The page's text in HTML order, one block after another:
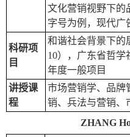
文化营销视野下
字号为例，现代广
科研项
目
和谐社会背景下的
10），广东省哲学
年度一般项目
讲授课
程
市场营销学、品牌
销、兵法与营销、
ZHANG